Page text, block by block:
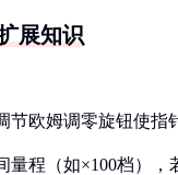
展知识
节欧姆调零旋钮使指
量程（如×100档），